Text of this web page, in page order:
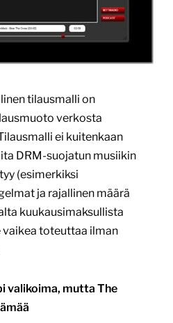
tilausmalli on
verkosta
ei kuitenkaan
DRM-suojatun musiikin
(esimerkiksi
ja rajallinen määrä
kuukausimaksullista
toteuttaa ilman
valikoima, mutta The